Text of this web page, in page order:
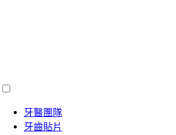
牙醫團隊
牙齒貼片